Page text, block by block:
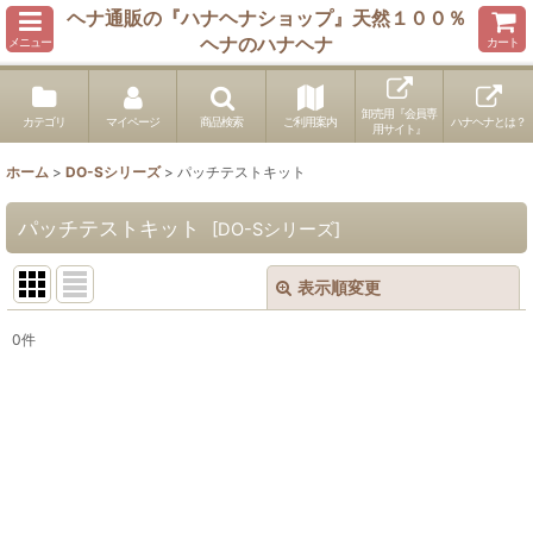
メニュー
ヘナ通販の『ハナヘナショップ』天然１００％
ヘナのハナヘナ
カート
カテゴリ マイページ 商品検索 ご利用案内
卸売用『会員専
用サイト』
ハナヘナとは？
ホーム > DO-Sシリーズ > パッチテストキット
パッチテストキット [DO-Sシリーズ]
表示順変更
0件